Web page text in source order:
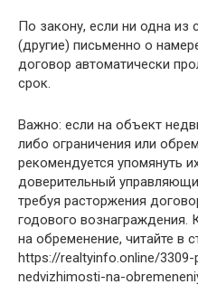
По закону, если ни одна из
(другие) письменно о
договор автоматически
срок.
Важно: если на объект
либо ограничения или
рекомендуется упомянуть
доверительный
требуя расторжения
годового вознаграждения.
на обременение, читайте в
https://realtyinfo.online/
nedvizhimosti-na-